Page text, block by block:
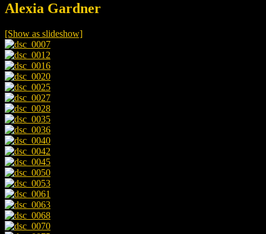
Alexia Gardner
[Show as slideshow]